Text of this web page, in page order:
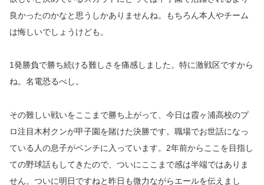
良かったのかなと思うしかありませんね。もちろん本人やチーム
は悔しいでしょうけども。
1発勝負で勝ち続ける難しさを痛感しました。特に激戦区ですから
ね。名電恐るべし。
その難しい戦いをここまで勝ち上がって、今日は霞ヶ浦高校のプ
ロ注目木村クンが甲子園を賭けた決勝です。職場でお世話になっ
ている人の息子がベンチに入っています。2年前からここを目指し
ての野球話もしてきたので、ついにここまで感は半端ではありま
せん。ついに明日ですねと昨日も微力ながらエールを伝えまし